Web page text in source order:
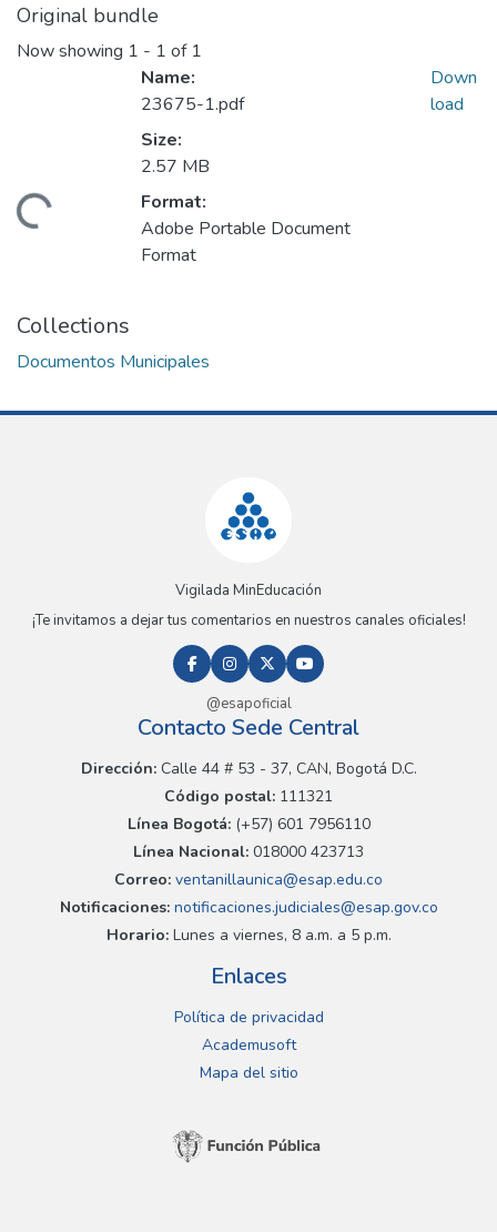
Original bundle
Now showing 1 - 1 of 1
Name:
23675-1.pdf
Size:
2.57 MB
Format:
Adobe Portable Document
Format
Down
load
Collections
Documentos Municipales
Vigilada MinEducación
¡Te invitamos a dejar tus comentarios en nuestros canales oficiales!
@esapoficial
Contacto Sede Central
Dirección:Calle 44 # 53 - 37, CAN, Bogotá D.C.
Código postal: 111321
Línea Bogotá:(+57) 601 7956110
Línea Nacional: 018000 423713
Correo: ventanillaunica@esap.edu.co
Notificaciones:notificaciones.judiciales@esap.gov.co
Horario:Lunes a viernes, 8 a.m. a 5 p.m.
Enlaces
Política de privacidad
Academusoft
Mapa del sitio